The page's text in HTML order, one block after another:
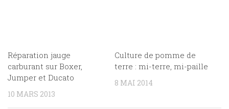
Réparation jauge
carburant sur Boxer,
Jumper et Ducato
10 MARS 2013
Culture de pomme de
terre : mi-terre, mi-paille
8 MAI 2014